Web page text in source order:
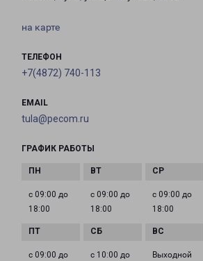
на карте
ТЕЛЕФОН
+7(4872) 740-113
EMAIL
tula@pecom.ru
ГРАФИК РАБОТЫ
с 09:00 до
18:00
с 09:00 до
18:00
с 09:00 до
18:00
с 09:00 до
с 10:00 до
Выходной